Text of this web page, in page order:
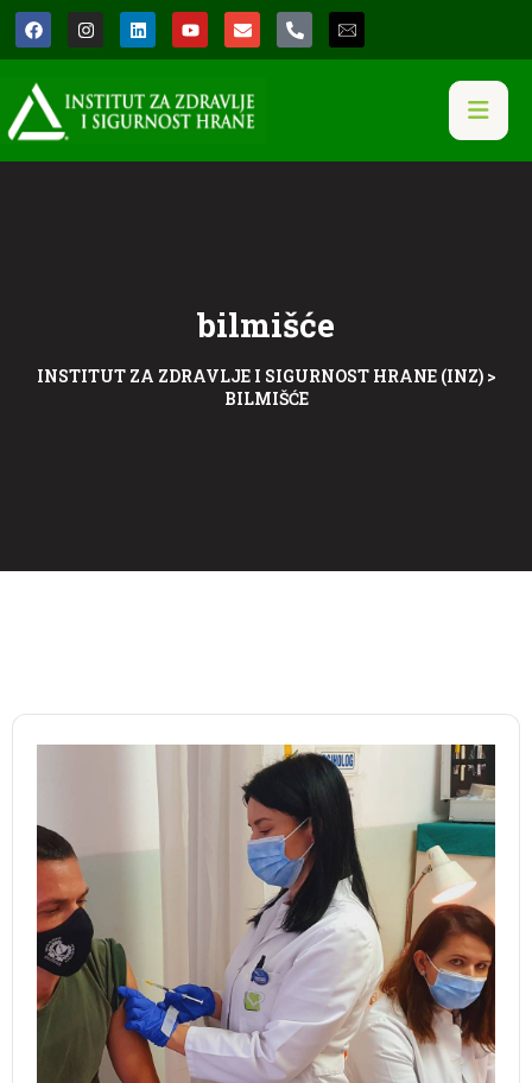
bilmišće
INSTITUT ZA ZDRAVLJE I SIGURNOST HRANE (INZ)>
BILMIŠĆE